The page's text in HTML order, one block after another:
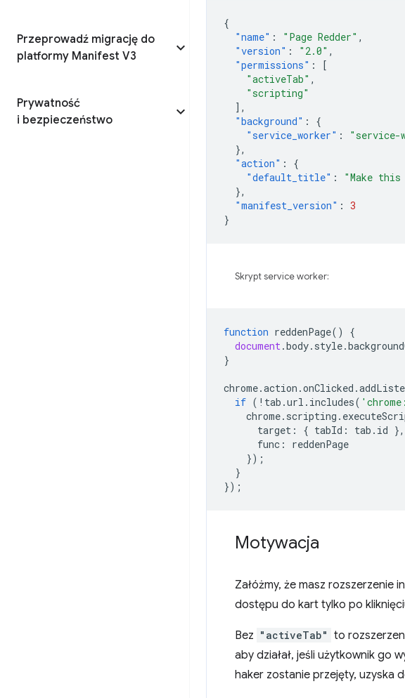
Przeprowadź migrację do
platformy Manifest V3
Prywatność
i bezpieczeństwo
{
"name" : "Page Redder" ,
"version" : "2.0" ,
"permissions" :
[
"activeTab" ,
"scripting"
],
"background" :
{
"service_worker" :
"service-
},
"action" :
{
"default_title" :
"Make this
},
"manifest_version" : 3
}
Skrypt service worker:
function reddenPage()
{
document.body. style.
}
chrome.action .onClicked .
if ( ! tab .url . includes(
chrome. scripting .
target : { tabId : tab . id },
func :
reddenPage
});
}
});
Motywacja
Załóżmy, że masz rozszerzenie
dostępu do kart tylko po
Bez "activeTab" to
aby działał, jeśli użytkownik go
haker zostanie przejęty, uzyska